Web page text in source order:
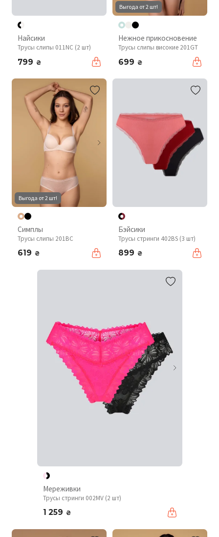
Найсики
Трусы слипы 011NC (2 шт)
799 ₴
Выгода от 2 шт!
Нежное прикосновение
Трусы слипы високие 201GT
699 ₴
Выгода от 2 шт!
Симплы
Трусы слипы 201BC
619 ₴
Бэйсики
Трусы стринги 402BS (3 шт)
899 ₴
Мереживки
Трусы стринги 002MV (2 шт)
1 259 ₴